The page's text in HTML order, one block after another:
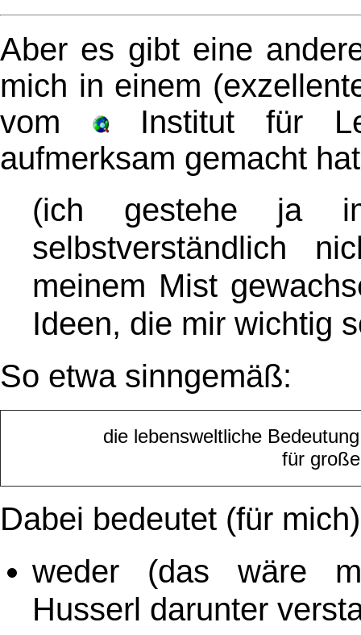
Aber es gibt eine
mich in einem
vom
Institut für
aufmerksam gemacht hat
(ich gestehe ja
selbstverständlich
meinem Mist
Ideen, die mir wichtig
So etwa sinngemäß:
die lebensweltliche
für
Dabei bedeutet (für
weder (das wäre
Husserl darunter